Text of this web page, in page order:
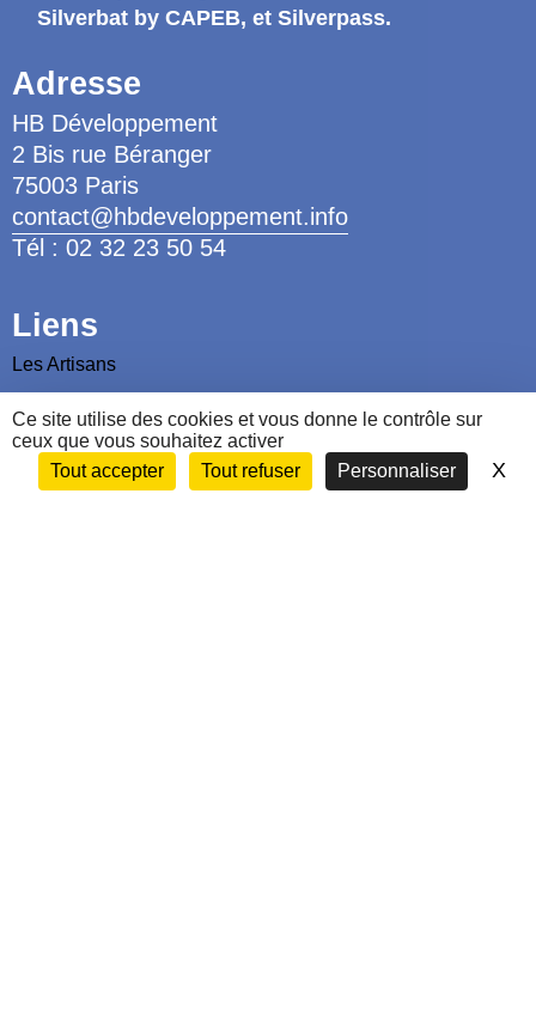
Ce site utilise des cookies et vous donne le contrôle sur
ceux que vous souhaitez activer
Tout accepter
Tout refuser Personnaliser X
Silverbat by CAPEB, et Silverpass.
Adresse
HB Développement
2 Bis rue Béranger
75003 Paris
contact@hbdeveloppement.info
Tél : 02 32 23 50 54
Liens
Les Artisans
Nous contacter